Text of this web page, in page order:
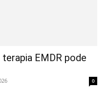
EMDR pode
0